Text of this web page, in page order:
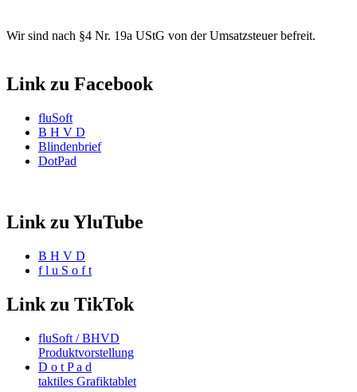
Wir sind nach §4 Nr. 19a UStG von der Umsatzsteuer befreit.
Link zu Facebook
fluSoft
B H V D
Blindenbrief
DotPad
Link zu YluTube
B H V D
f l u S o f t
Link zu TikTok
fluSoft / BHVD
Produktvorstellung
D o t P a d
taktiles Grafiktablet